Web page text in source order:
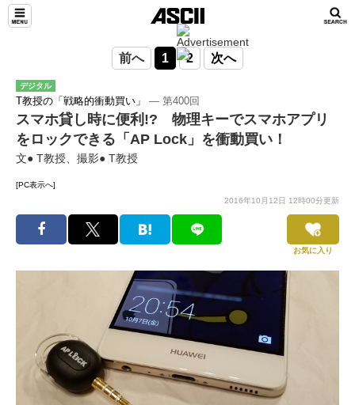
前へ 1 2 次へ
デジタル
T教授の「戦略的衝動買い」 ― 第400回
スマホ貸し時に便利!? 物理キーでスマホアプリ
をロックできる「AP Lock」を衝動買い！
文● T教授、撮影● T教授
[PC表示へ]
2016年10月12日 12時00分更新
お気に入り